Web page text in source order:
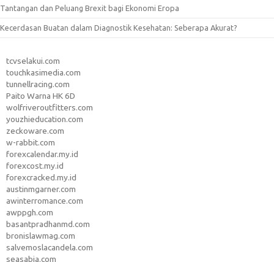
Tantangan dan Peluang Brexit bagi Ekonomi Eropa
Kecerdasan Buatan dalam Diagnostik Kesehatan: Seberapa Akurat?
tcvselakui.com
touchkasimedia.com
tunnellracing.com
Paito Warna HK 6D
wolfriveroutfitters.com
youzhieducation.com
zeckoware.com
w-rabbit.com
forexcalendar.my.id
forexcost.my.id
forexcracked.my.id
austinmgarner.com
awinterromance.com
awppgh.com
basantpradhanmd.com
bronislawmag.com
salvemoslacandela.com
seasabia.com